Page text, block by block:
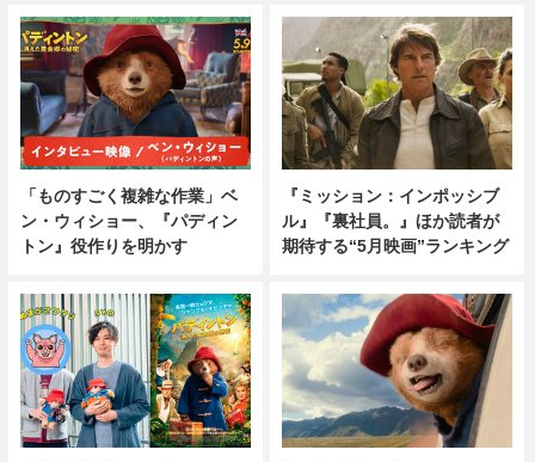
「ものすごく複雑な作業」ベ
ン・ウィショー、『パディン
トン』役作りを明かす
『ミッション：インポッシブ
ル』『裏社員。』ほか読者が
期待する“5月映画”ランキング